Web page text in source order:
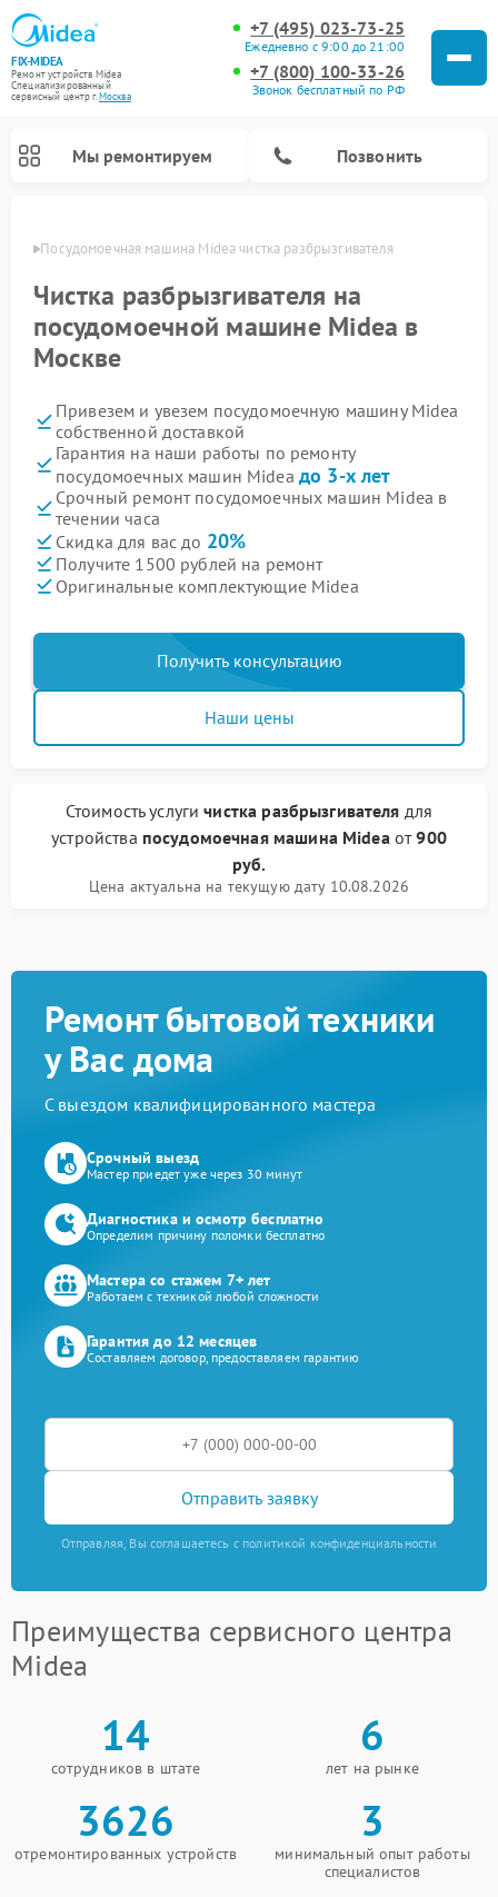
FIX-MIDEA
Ремонт устройств Midea
Специализированный
cервисный центр г.Москва
+7 (495) 023-73-25
Ежедневно с 9:00 до 21:00
+7 (800) 100-33-26
Звонок бесплатный по РФ
Мы ремонтируем Позвонить
Посудомоечная машина Midea чистка разбрызгивателя
Чистка разбрызгивателя на
посудомоечной машине Midea в
Москве
Привезем и увезем посудомоечную машину Midea
собственной доставкой
Гарантия на наши работы по ремонту
посудомоечных машин Midea до 3-х лет
Срочный ремонт посудомоечных машин Midea в
течении часа
Скидка для вас до 20%
Получите 1500 рублей на ремонт
Оригинальные комплектующие Midea
Получить консультацию
Наши цены
Стоимость услугичистка разбрызгивателя для
устройства посудомоечная машина Mideaот900
руб.
Цена актуальна на текущую дату 10.08.2026
Ремонт бытовой техники
у Вас дома
С выездом квалифицированного мастера
Срочный выезд
Мастер приедет уже через 30 минут
Диагностика и осмотр бесплатно
Определим причину поломки бесплатно
Мастера со стажем 7+ лет
Работаем с техникой любой сложности
Гарантия до 12 месяцев
Составляем договор, предоставляем гарантию
Отправить заявку
Отправляя, Вы соглашаетесь с политикой конфиденциальности
Преимущества сервисного центра
Midea
14
сотрудников в штате
6
лет на рынке
3626
отремонтированных устройств
3
минимальный опыт работы
специалистов